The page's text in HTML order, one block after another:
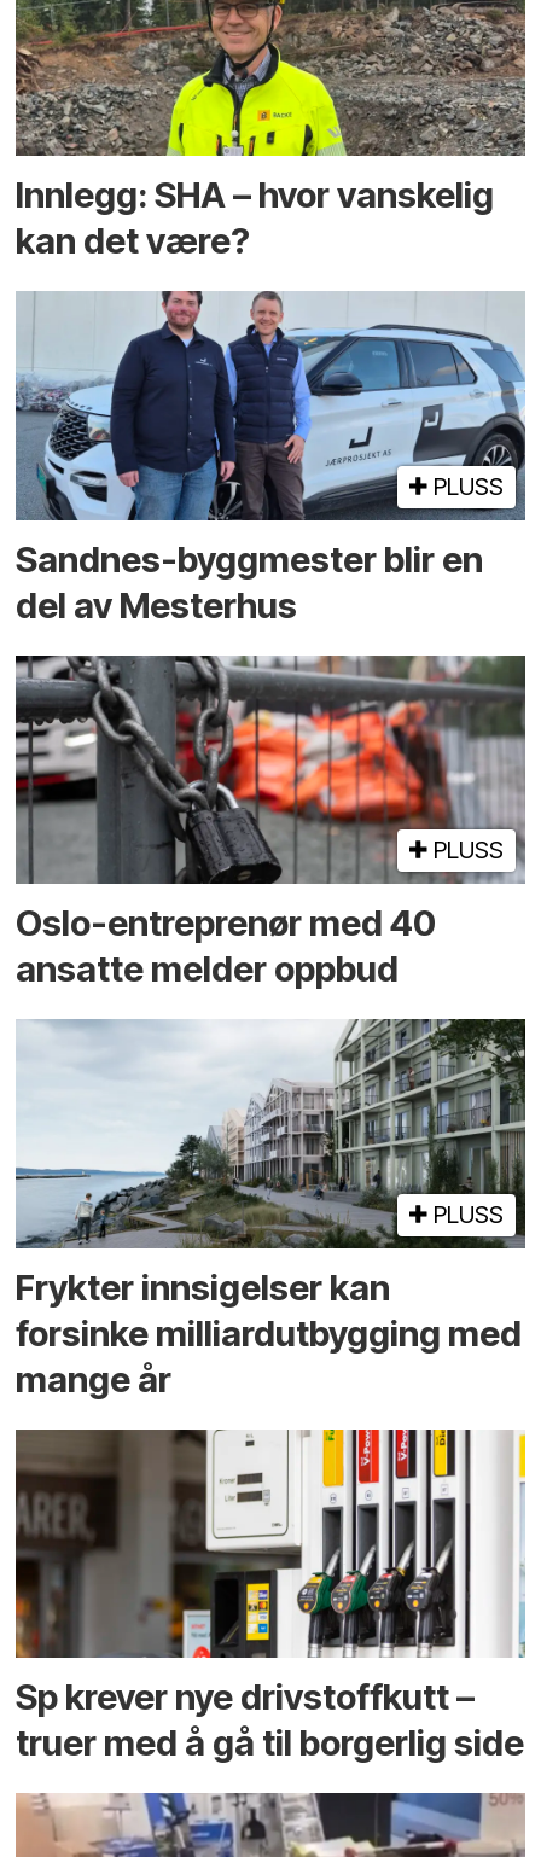
Innlegg: SHA – hvor vanskelig
kan det være?
PLUSS
Sandnes-byggmester blir en
del av Mesterhus
PLUSS
Oslo-entreprenør med 40
ansatte melder oppbud
PLUSS
Frykter innsigelser kan
forsinke milliard­utbygging med
mange år
Sp krever nye drivstoffkutt –
truer med å gå til borgerlig side